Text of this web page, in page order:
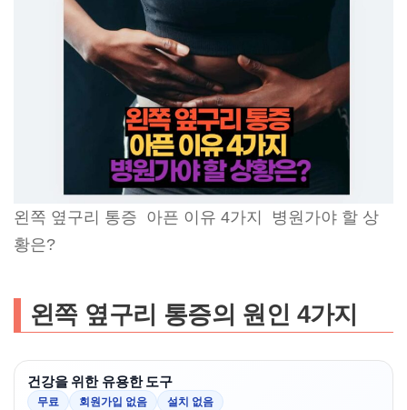
왼쪽 옆구리 통증 아픈 이유 4가지 병원가야 할 상
황은?
왼쪽 옆구리 통증의 원인 4가지
건강을 위한 유용한 도구
무료 회원가입 없음 설치 없음